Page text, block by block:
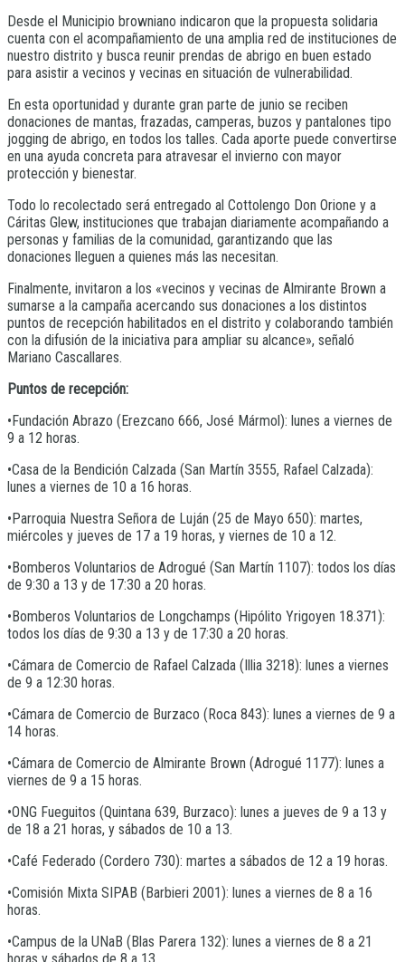
Desde el Municipio browniano indicaron que la propuesta solidaria
cuenta con el acompañamiento de una amplia red de instituciones de
nuestro distrito y busca reunir prendas de abrigo en buen estado
para asistir a vecinos y vecinas en situación de vulnerabilidad.
En esta oportunidad y durante gran parte de junio se reciben
donaciones de mantas, frazadas, camperas, buzos y pantalones tipo
jogging de abrigo, en todos los talles. Cada aporte puede convertirse
en una ayuda concreta para atravesar el invierno con mayor
protección y bienestar.
Todo lo recolectado será entregado al Cottolengo Don Orione y a
Cáritas Glew, instituciones que trabajan diariamente acompañando a
personas y familias de la comunidad, garantizando que las
donaciones lleguen a quienes más las necesitan.
Finalmente, invitaron a los «vecinos y vecinas de Almirante Brown a
sumarse a la campaña acercando sus donaciones a los distintos
puntos de recepción habilitados en el distrito y colaborando también
con la difusión de la iniciativa para ampliar su alcance», señaló
Mariano Cascallares.
Puntos de recepción:
•Fundación Abrazo (Erezcano 666, José Mármol): lunes a viernes de
9 a 12 horas.
•Casa de la Bendición Calzada (San Martín 3555, Rafael Calzada):
lunes a viernes de 10 a 16 horas.
•Parroquia Nuestra Señora de Luján (25 de Mayo 650): martes,
miércoles y jueves de 17 a 19 horas, y viernes de 10 a 12.
•Bomberos Voluntarios de Adrogué (San Martín 1107): todos los días
de 9:30 a 13 y de 17:30 a 20 horas.
•Bomberos Voluntarios de Longchamps (Hipólito Yrigoyen 18.371):
todos los días de 9:30 a 13 y de 17:30 a 20 horas.
•Cámara de Comercio de Rafael Calzada (Illia 3218): lunes a viernes
de 9 a 12:30 horas.
•Cámara de Comercio de Burzaco (Roca 843): lunes a viernes de 9 a
14 horas.
•Cámara de Comercio de Almirante Brown (Adrogué 1177): lunes a
viernes de 9 a 15 horas.
•ONG Fueguitos (Quintana 639, Burzaco): lunes a jueves de 9 a 13 y
de 18 a 21 horas, y sábados de 10 a 13.
•Café Federado (Cordero 730): martes a sábados de 12 a 19 horas.
•Comisión Mixta SIPAB (Barbieri 2001): lunes a viernes de 8 a 16
horas.
•Campus de la UNaB (Blas Parera 132): lunes a viernes de 8 a 21